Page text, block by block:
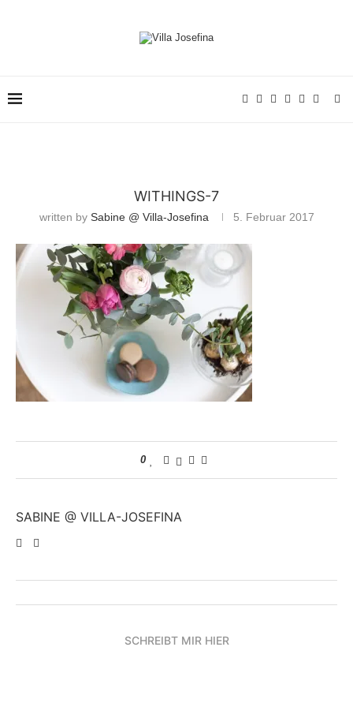
WITHINGS-7
written by Sabine @ Villa-Josefina 5. Februar 2017
0
SABINE @ VILLA-JOSEFINA
SCHREIBT MIR HIER